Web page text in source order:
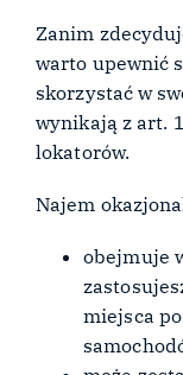
Zanim
warto upewnić
skorzystać w
wynikają z art.
lokatorów.
Najem
obejmuje
miejsca